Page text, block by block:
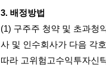
3. 배정방법
(1) 구주주 청약 및 초과청
사 및 인수회사가 다음 각
따라 고위험고수익투자신